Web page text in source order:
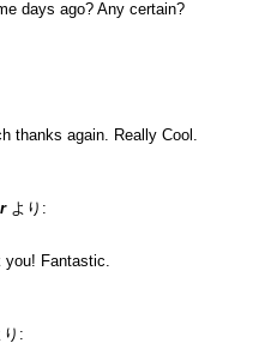
days ago? Any certain?
thanks again. Really Cool.
より:
Fantastic.
り: